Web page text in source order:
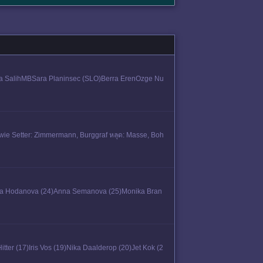
Planinsec (SLO)Berra ErenOzge Nu
Setter: Zimmermann, Burggraf หลุด: Masse, Boh
Hodanova (24)Anna Semanova (25)Monika Bran
(17)Iris Vos (19)Nika Daalderop (20)Jet Kok (2